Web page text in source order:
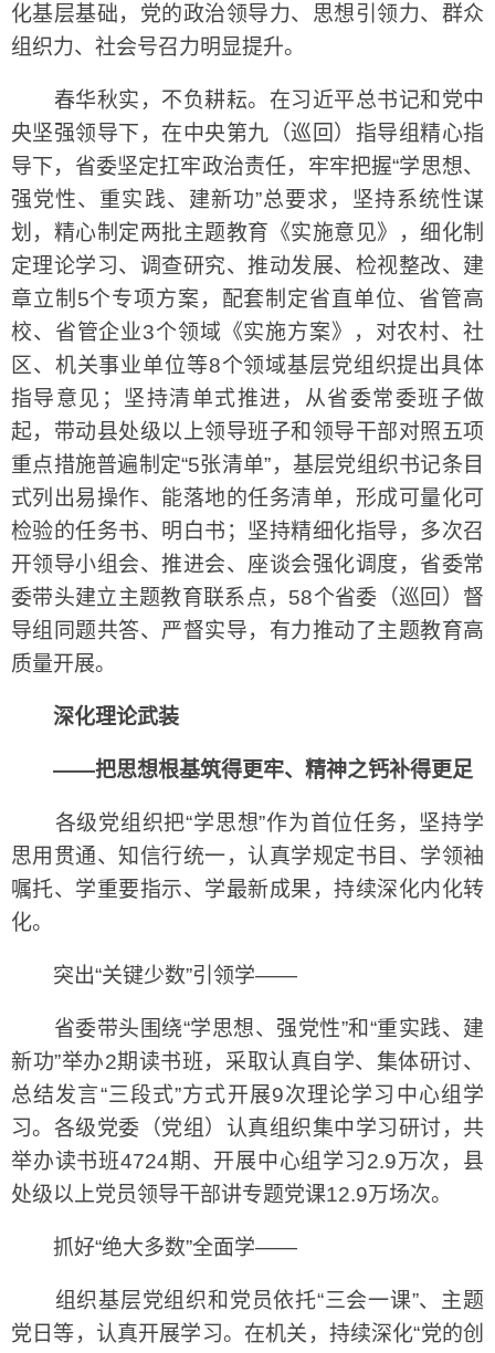
化基层基础，党的政治领导力、思想引领力、群众
组织力、社会号召力明显提升。
春华秋实，不负耕耘。在习近平总书记和党中
央坚强领导下，在中央第九（巡回）指导组精心指
导下，省委坚定扛牢政治责任，牢牢把握“学思想、
强党性、重实践、建新功”总要求，坚持系统性谋
划，精心制定两批主题教育《实施意见》，细化制
定理论学习、调查研究、推动发展、检视整改、建
章立制5个专项方案，配套制定省直单位、省管高
校、省管企业3个领域《实施方案》，对农村、社
区、机关事业单位等8个领域基层党组织提出具体
指导意见；坚持清单式推进，从省委常委班子做
起，带动县处级以上领导班子和领导干部对照五项
重点措施普遍制定“5张清单”，基层党组织书记条目
式列出易操作、能落地的任务清单，形成可量化可
检验的任务书、明白书；坚持精细化指导，多次召
开领导小组会、推进会、座谈会强化调度，省委常
委带头建立主题教育联系点，58个省委（巡回）督
导组同题共答、严督实导，有力推动了主题教育高
质量开展。
深化理论武装
——把思想根基筑得更牢、精神之钙补得更足
各级党组织把“学思想”作为首位任务，坚持学
思用贯通、知信行统一，认真学规定书目、学领袖
嘱托、学重要指示、学最新成果，持续深化内化转
化。
突出“关键少数”引领学——
省委带头围绕“学思想、强党性”和“重实践、建
新功”举办2期读书班，采取认真自学、集体研讨、
总结发言“三段式”方式开展9次理论学习中心组学
习。各级党委（党组）认真组织集中学习研讨，共
举办读书班4724期、开展中心组学习2.9万次，县
处级以上党员领导干部讲专题党课12.9万场次。
抓好“绝大多数”全面学——
组织基层党组织和党员依托“三会一课”、主题
党日等，认真开展学习。在机关，持续深化“党的创